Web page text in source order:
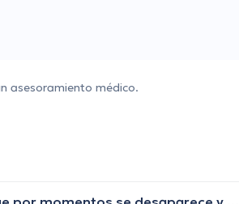
asesoramiento médico.